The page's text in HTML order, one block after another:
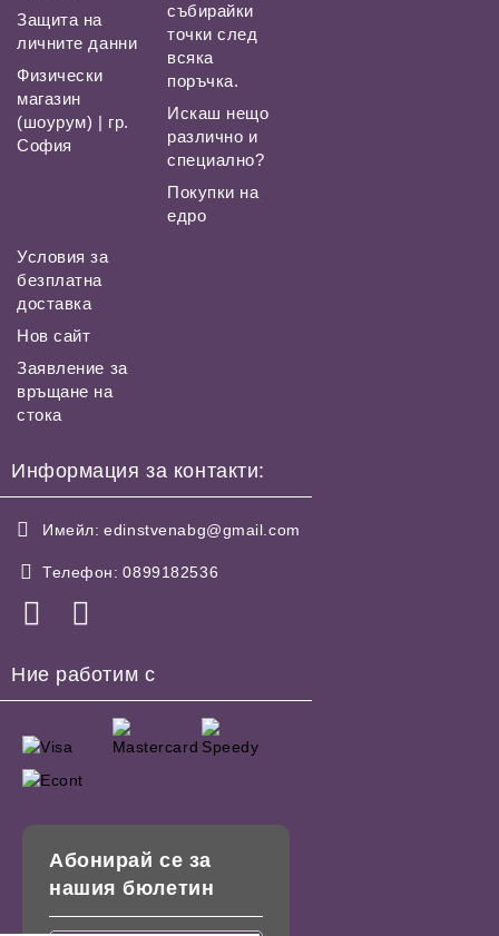
Защита на
личните данни
Физически
магазин
(шоурум) | гр.
София
събирайки
точки след
всяка
поръчка.
Искаш нещо
различно и
специално?
Покупки на
едро
Условия за
безплатна
доставка
Нов сайт
Заявление за
връщане на
стока
Информация за контакти:
Имейл: edinstvenabg@gmail.com
Телефон: 0899182536
Ние работим с
Абонирай се за
нашия бюлетин